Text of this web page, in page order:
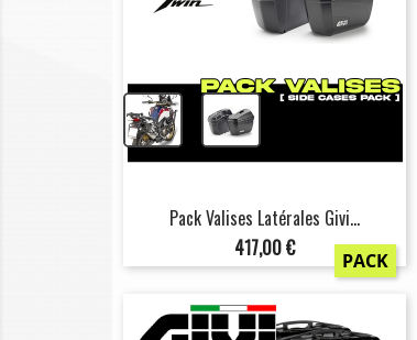
Pack Valises Latérales Givi...
Prix
417,00 € PACK